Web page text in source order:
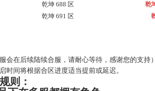
乾坤 688 区
乾
乾坤 691 区
会在后续陆续合服，请耐心等待，感谢您的支持）
时间将根据合区进度适当提前或延迟。
则：